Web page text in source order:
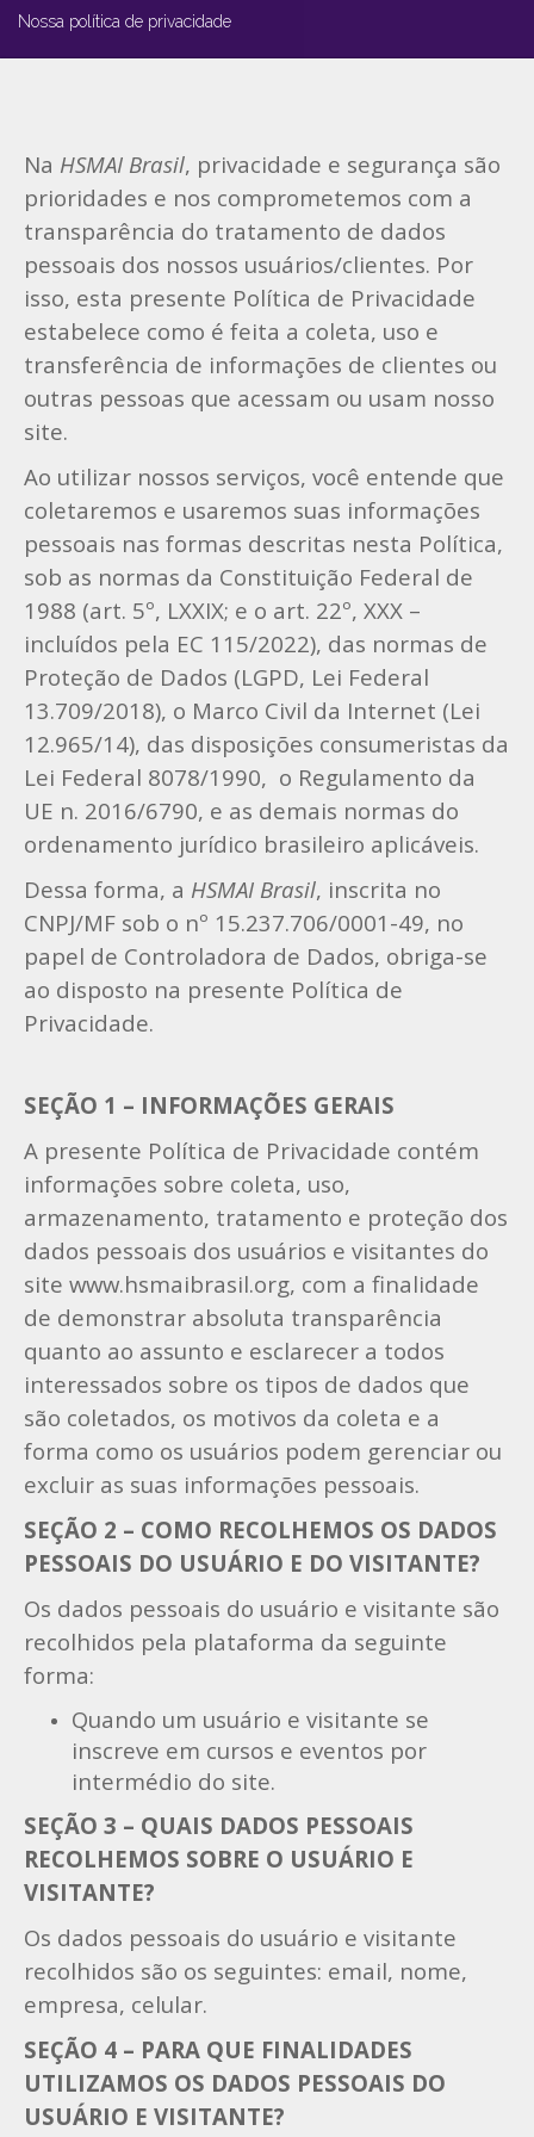
Nossa política de privacidade
Na HSMAI Brasil, privacidade e segurança são
prioridades e nos comprometemos com a
transparência do tratamento de dados
pessoais dos nossos usuários/clientes. Por
isso, esta presente Política de Privacidade
estabelece como é feita a coleta, uso e
transferência de informações de clientes ou
outras pessoas que acessam ou usam nosso
site.
Ao utilizar nossos serviços, você entende que
coletaremos e usaremos suas informações
pessoais nas formas descritas nesta Política,
sob as normas da Constituição Federal de
1988 (art. 5º, LXXIX; e o art. 22º, XXX –
incluídos pela EC 115/2022), das normas de
Proteção de Dados (LGPD, Lei Federal
13.709/2018), o Marco Civil da Internet (Lei
12.965/14), das disposições consumeristas da
Lei Federal 8078/1990, o Regulamento da
UE n. 2016/6790, e as demais normas do
ordenamento jurídico brasileiro aplicáveis.
Dessa forma, a HSMAI Brasil, inscrita no
CNPJ/MF sob o nº 15.237.706/0001-49, no
papel de Controladora de Dados, obriga-se
ao disposto na presente Política de
Privacidade.
SEÇÃO 1 – INFORMAÇÕES GERAIS
A presente Política de Privacidade contém
informações sobre coleta, uso,
armazenamento, tratamento e proteção dos
dados pessoais dos usuários e visitantes do
site www.hsmaibrasil.org, com a finalidade
de demonstrar absoluta transparência
quanto ao assunto e esclarecer a todos
interessados sobre os tipos de dados que
são coletados, os motivos da coleta e a
forma como os usuários podem gerenciar ou
excluir as suas informações pessoais.
SEÇÃO 2 – COMO RECOLHEMOS OS DADOS
PESSOAIS DO USUÁRIO E DO VISITANTE?
Os dados pessoais do usuário e visitante são
recolhidos pela plataforma da seguinte
forma:
Quando um usuário e visitante se
inscreve em cursos e eventos por
intermédio do site.
SEÇÃO 3 – QUAIS DADOS PESSOAIS
RECOLHEMOS SOBRE O USUÁRIO E
VISITANTE?
Os dados pessoais do usuário e visitante
recolhidos são os seguintes: email, nome,
empresa, celular.
SEÇÃO 4 – PARA QUE FINALIDADES
UTILIZAMOS OS DADOS PESSOAIS DO
USUÁRIO E VISITANTE?